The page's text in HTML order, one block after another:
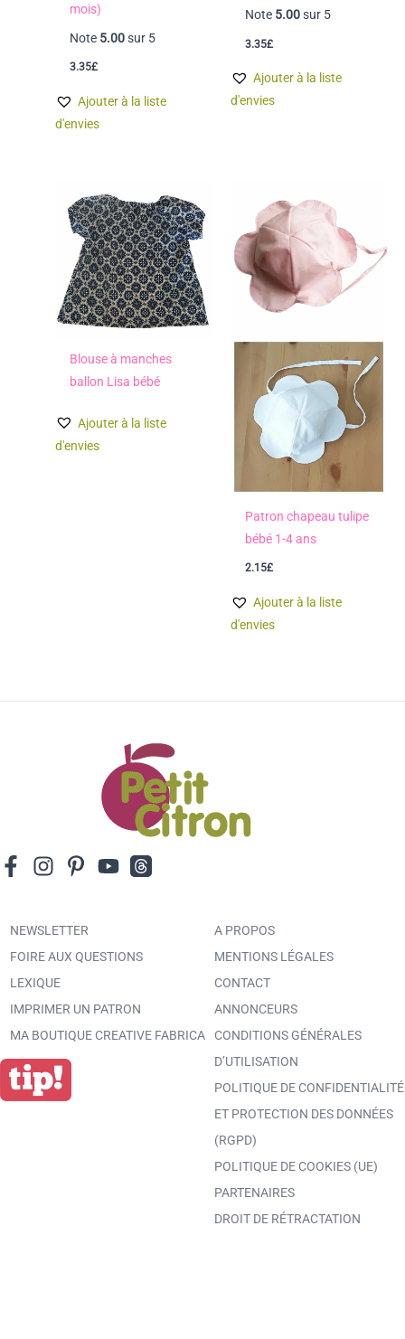
mois)
Note 5.00sur 5
3.35£
Ajouter à la liste
d'envies
Note 5.00sur 5
3.35£
Ajouter à la liste
d'envies
Blouse à manches
ballon Lisa bébé
Ajouter à la liste
d'envies
Patron chapeau tulipe
bébé 1-4 ans
2.15£
Ajouter à la liste
d'envies
NEWSLETTER
FOIRE AUX QUESTIONS
LEXIQUE
IMPRIMER UN PATRON
MA BOUTIQUE CREATIVE FABRICA
A PROPOS
MENTIONS LÉGALES
CONTACT
ANNONCEURS
CONDITIONS GÉNÉRALES
D’UTILISATION
POLITIQUE DE CONFIDENTIALITÉ
ET PROTECTION DES DONNÉES
(RGPD)
POLITIQUE DE COOKIES (UE)
PARTENAIRES
DROIT DE RÉTRACTATION